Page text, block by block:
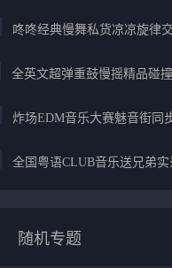
咚咚经典慢舞私货凉凉旋律
全英文超弹重鼓慢摇精品碰
炸场EDM音乐大赛魅音街同
随机专题